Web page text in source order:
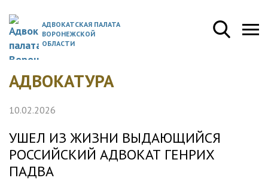
АДВОКАТСКАЯ ПАЛАТА
ВОРОНЕЖСКОЙ
ОБЛАСТИ
АДВОКАТУРА
10.02.2026
УШЕЛ ИЗ ЖИЗНИ ВЫДАЮЩИЙСЯ
РОССИЙСКИЙ АДВОКАТ ГЕНРИХ
ПАДВА